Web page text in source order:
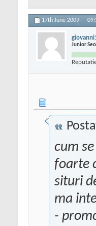
17th June 2009,
Junior
cum
foarte
situri
ma
-